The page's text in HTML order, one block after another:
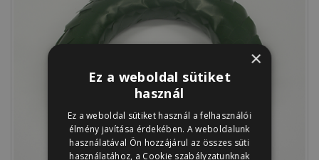
×
Ez a weboldal sütiket
használ
Ez a weboldal sütiket használ a felhasználói
élmény javítása érdekében. A weboldalunk
használatával Ön hozzájárul az összes süti
használatához, a Cookie szabályzatunknak